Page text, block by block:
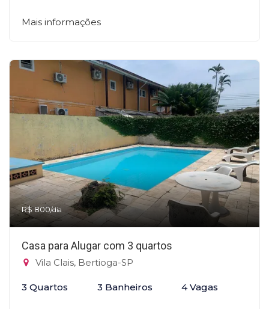
Mais informações
R$ 800/dia
Casa para Alugar com 3 quartos
Vila Clais, Bertioga-SP
3 Quartos 3 Banheiros 4 Vagas